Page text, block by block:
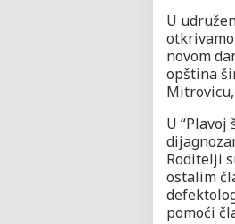
U
novom
opština
U
Roditelji
ostalim
pomoći